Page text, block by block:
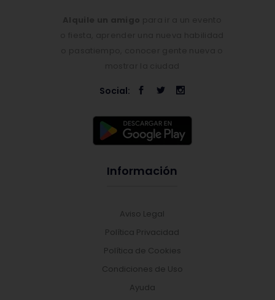
Social:
Información
Aviso Legal
Política Privacidad
Política de Cookies
Condiciones de Uso
Ayuda